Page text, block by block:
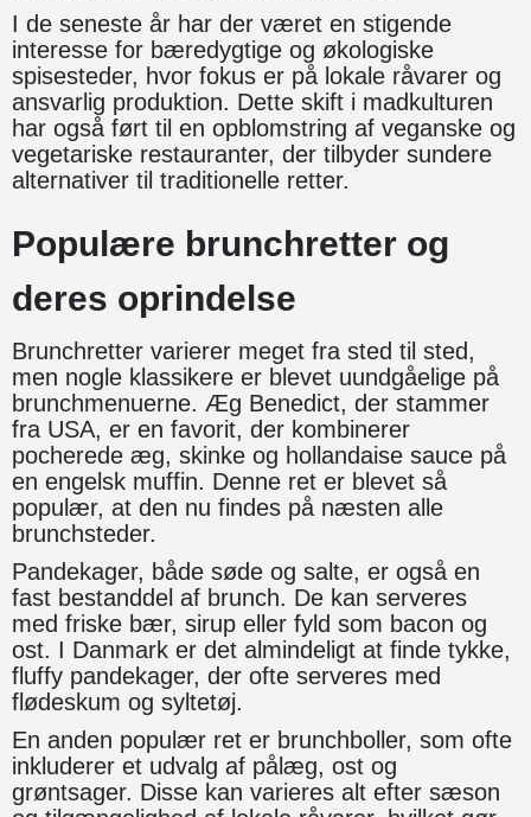
I de seneste år har der været en stigende
interesse for bæredygtige og økologiske
spisesteder, hvor fokus er på lokale råvarer og
ansvarlig produktion. Dette skift i madkulturen
har også ført til en opblomstring af veganske og
vegetariske restauranter, der tilbyder sundere
alternativer til traditionelle retter.
Populære brunchretter og
deres oprindelse
Brunchretter varierer meget fra sted til sted,
men nogle klassikere er blevet uundgåelige på
brunchmenuerne. Æg Benedict, der stammer
fra USA, er en favorit, der kombinerer
pocherede æg, skinke og hollandaise sauce på
en engelsk muffin. Denne ret er blevet så
populær, at den nu findes på næsten alle
brunchsteder.
Pandekager, både søde og salte, er også en
fast bestanddel af brunch. De kan serveres
med friske bær, sirup eller fyld som bacon og
ost. I Danmark er det almindeligt at finde tykke,
fluffy pandekager, der ofte serveres med
flødeskum og syltetøj.
En anden populær ret er brunchboller, som ofte
inkluderer et udvalg af pålæg, ost og
grøntsager. Disse kan varieres alt efter sæson